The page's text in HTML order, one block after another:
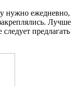
нужно ежедневно,
Лучше
предлагать